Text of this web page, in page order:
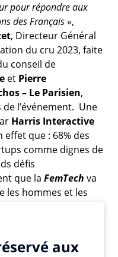
pour répondre aux
des Français»,
, Directeur Général
du cru 2023, faite
conseil de
et Pierre
– Le Parisien,
l’événement. Une
Harris Interactive
que : 68% des
comme dignes de
défis
que la FemTech va
les hommes et les
plus positive. Et
que l’IA n’aura pas
donc que les grandes
opportunités et non